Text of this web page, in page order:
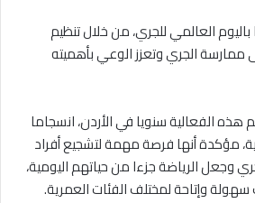
العالمي للجري، من خلال تنظيم
ممارسة الجري وتعزز الوعي بأهميته
الفعالية سنويا في الأردن، انسجاما
مؤكدة أنها فرصة مهمة لتشجيع أفراد
وجعل الرياضة جزءا من حياتهم اليومية،
وإتاحة لمختلف الفئات العمرية.